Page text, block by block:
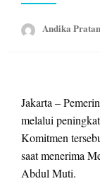
Andika
Jakarta –
melalui
Komitmen
saat menerima
Abdul Muti.